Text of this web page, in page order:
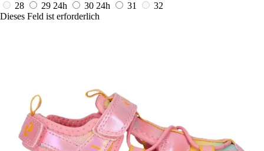
28 29 24h 30 24h 31
32
Dieses Feld ist erforderlich